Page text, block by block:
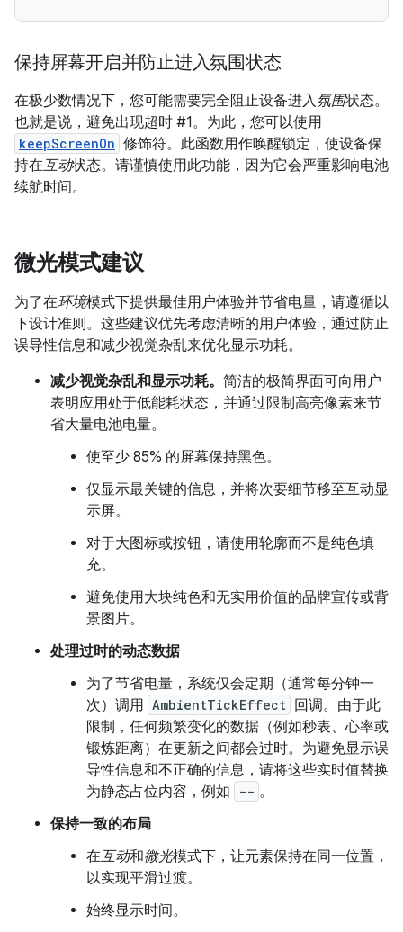
保持屏幕开启并防止进入氛围状态
在极少数情况下，您可能需要完全阻止设备进入氛围状态。
也就是说，避免出现超时 #1。为此，您可以使用
keepScreenOn 修饰符。此函数用作唤醒锁定，使设备保
持在互动状态。请谨慎使用此功能，因为它会严重影响电池
续航时间。
微光模式建议
为了在环境模式下提供最佳用户体验并节省电量，请遵循以
下设计准则。这些建议优先考虑清晰的用户体验，通过防止
误导性信息和减少视觉杂乱来优化显示功耗。
减少视觉杂乱和显示功耗。 简洁的极简界面可向用户
表明应用处于低能耗状态，并通过限制高亮像素来节
省大量电池电量。
使至少 85% 的屏幕保持黑色。
仅显示最关键的信息，并将次要细节移至互动显
示屏。
对于大图标或按钮，请使用轮廓而不是纯色填
充。
避免使用大块纯色和无实用价值的品牌宣传或背
景图片。
处理过时的动态数据
为了节省电量，系统仅会定期（通常每分钟一
次）调用 AmbientTickEffect 回调。由于此
限制，任何频繁变化的数据（例如秒表、心率或
锻炼距离）在更新之间都会过时。为避免显示误
导性信息和不正确的信息，请将这些实时值替换
为静态占位内容，例如
-- 。
保持一致的布局
在互动和微光模式下，让元素保持在同一位置，
以实现平滑过渡。
始终显示时间。